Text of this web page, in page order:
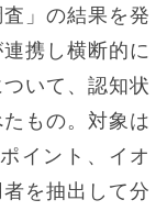
」の結果を発
携し横断的に
いて、認知状
もの。対象は
イント、イオ
を抽出して分